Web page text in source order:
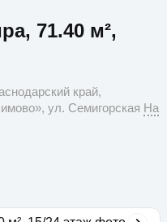
71.40 м²,
край,
ул. Семигорская На